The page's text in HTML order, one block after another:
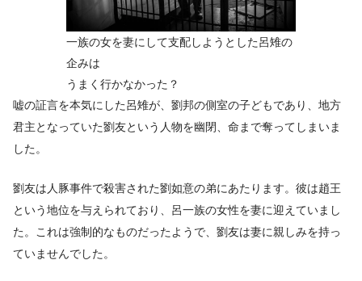
一族の女を妻にして支配しようとした呂雉の
企みは
うまく行かなかった？
嘘の証言を本気にした呂雉が、劉邦の側室の子どもであり、地方
君主となっていた劉友という人物を幽閉、命まで奪ってしまいま
した。
劉友は人豚事件で殺害された劉如意の弟にあたります。彼は趙王
という地位を与えられており、呂一族の女性を妻に迎えていまし
た。これは強制的なものだったようで、劉友は妻に親しみを持っ
ていませんでした。